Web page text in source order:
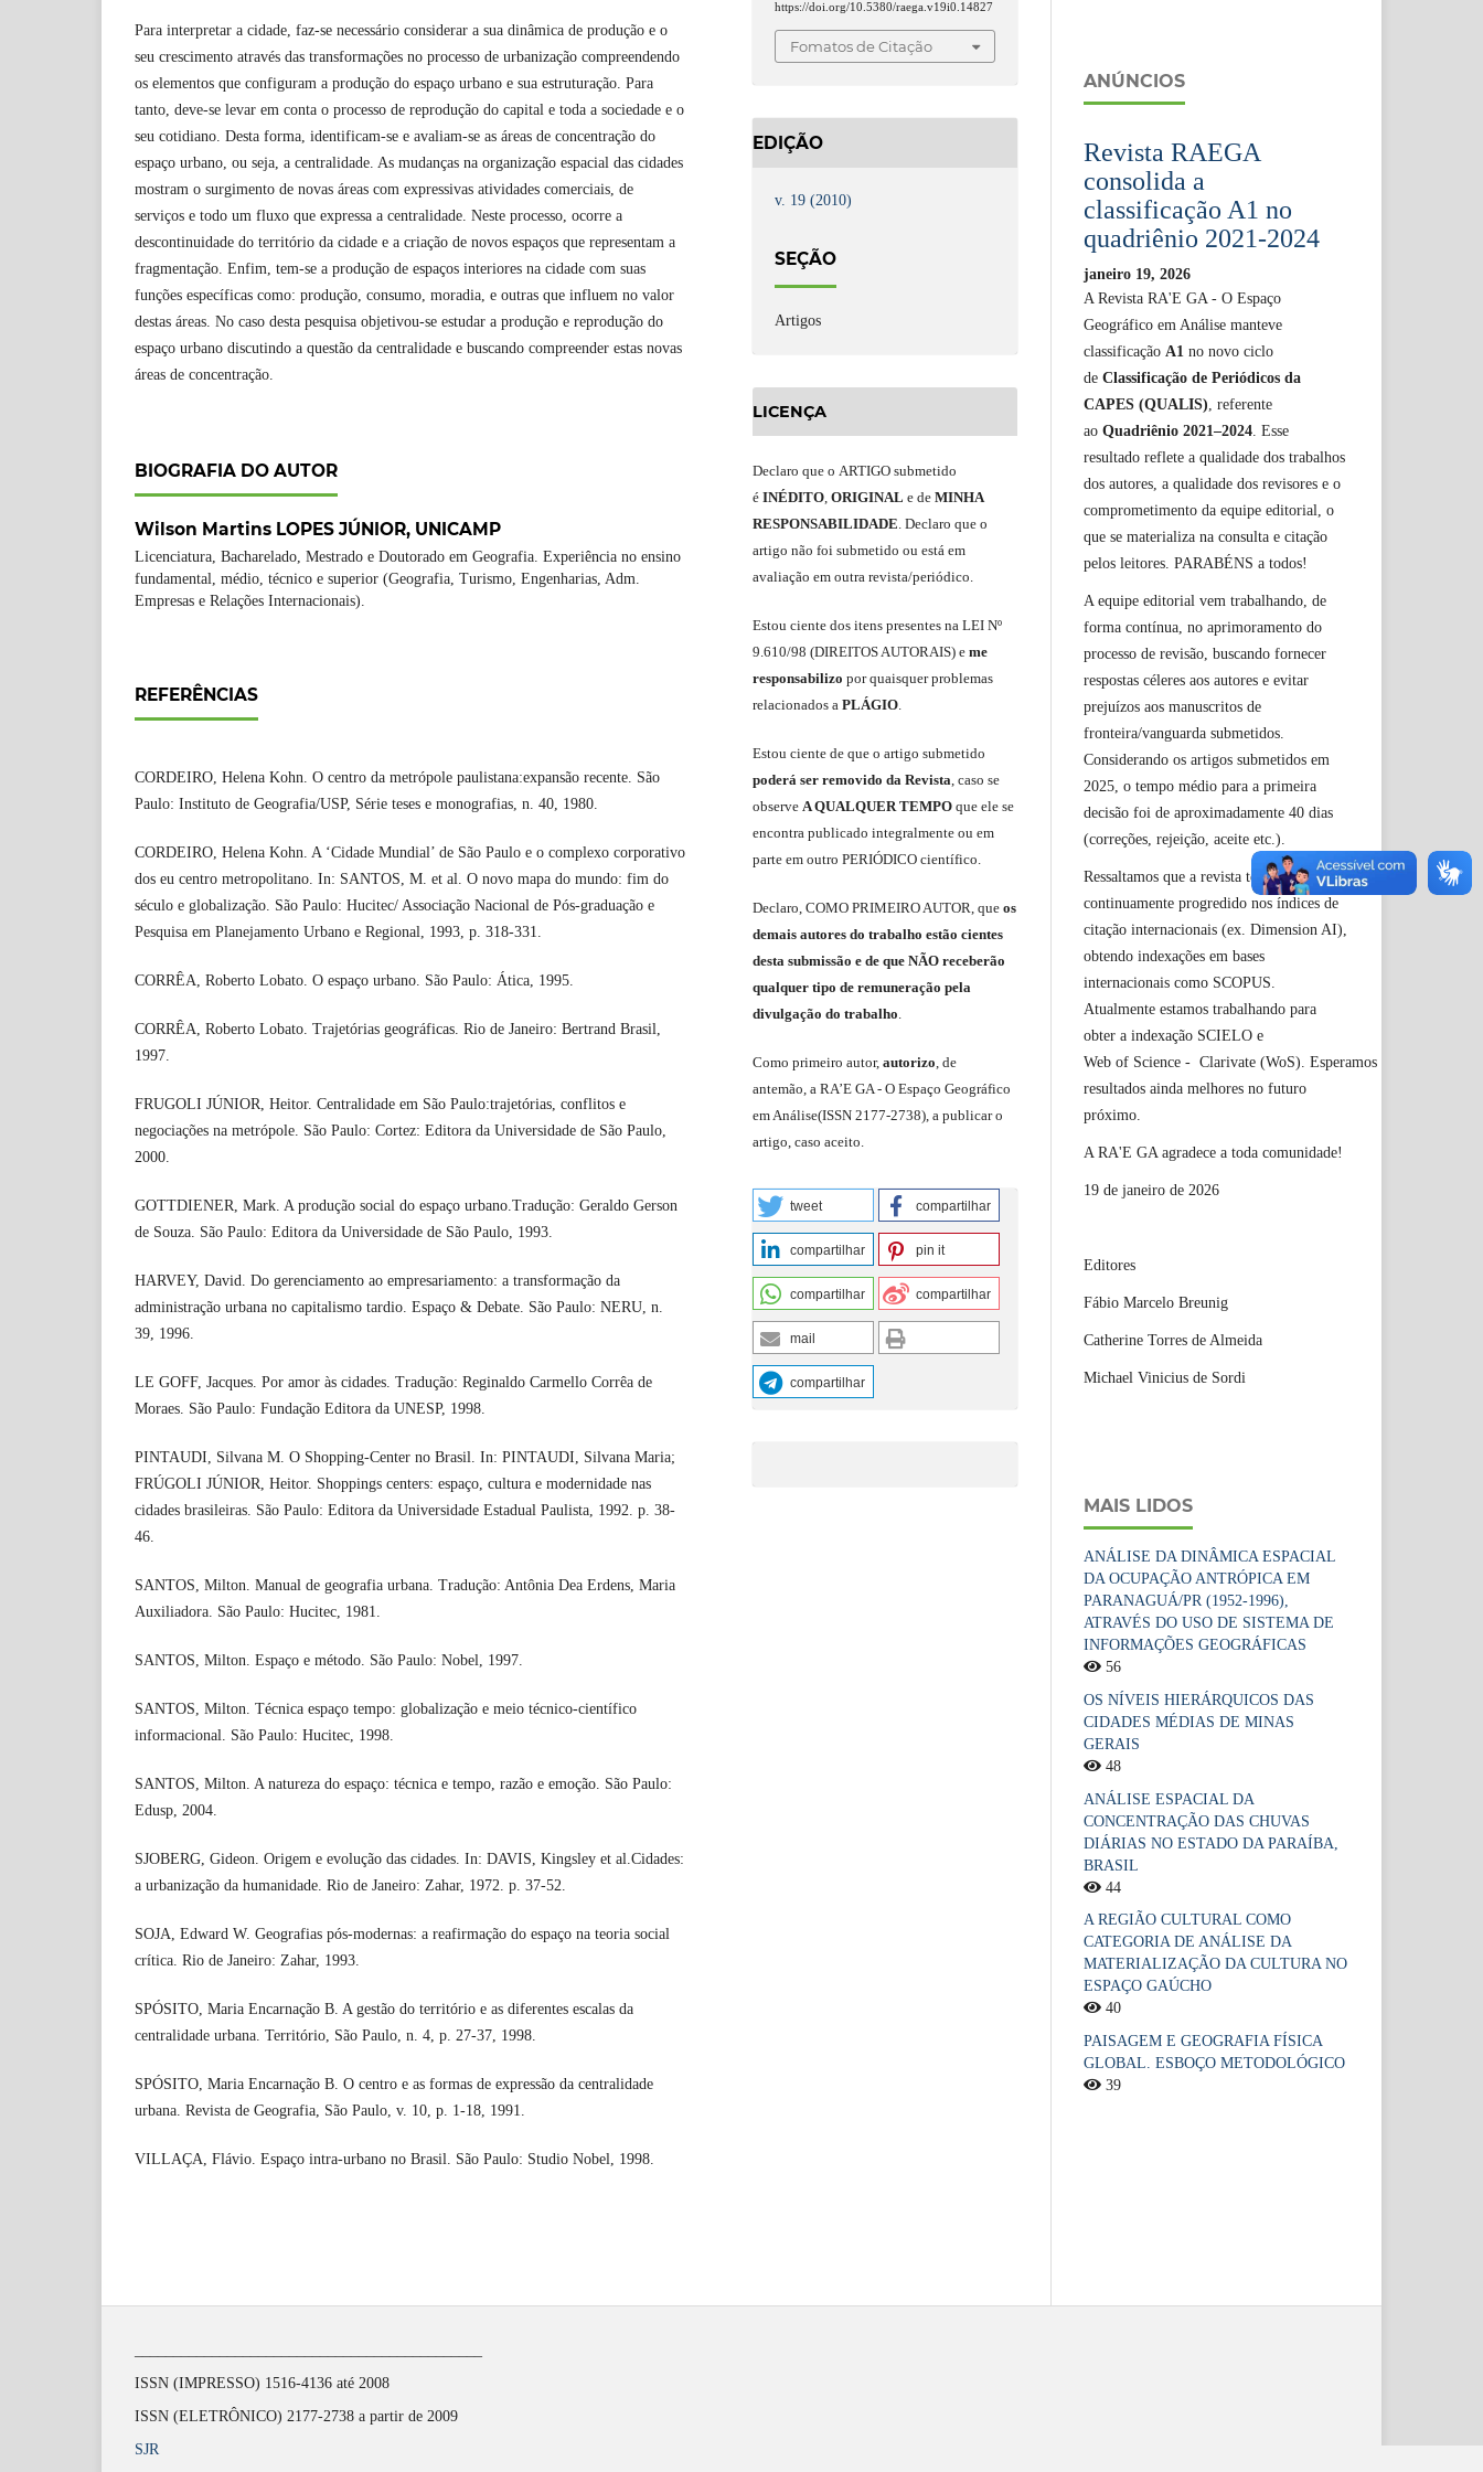
Para interpretar a cidade, faz-se necessário considerar a sua dinâmica de produção e o
seu crescimento através das transformações no processo de urbanização compreendendo
os elementos que configuram a produção do espaço urbano e sua estruturação. Para
tanto, deve-se levar em conta o processo de reprodução do capital e toda a sociedade e o
seu cotidiano. Desta forma, identificam-se e avaliam-se as áreas de concentração do
espaço urbano, ou seja, a centralidade. As mudanças na organização espacial das cidades
mostram o surgimento de novas áreas com expressivas atividades comerciais, de
serviços e todo um fluxo que expressa a centralidade. Neste processo, ocorre a
descontinuidade do território da cidade e a criação de novos espaços que representam a
fragmentação. Enfim, tem-se a produção de espaços interiores na cidade com suas
funções específicas como: produção, consumo, moradia, e outras que influem no valor
destas áreas. No caso desta pesquisa objetivou-se estudar a produção e reprodução do
espaço urbano discutindo a questão da centralidade e buscando compreender estas novas
áreas de concentração.
BIOGRAFIA DO AUTOR
Wilson Martins LOPES JÚNIOR, UNICAMP
Licenciatura, Bacharelado, Mestrado e Doutorado em Geografia. Experiência no ensino
fundamental, médio, técnico e superior (Geografia, Turismo, Engenharias, Adm.
Empresas e Relações Internacionais).
REFERÊNCIAS
CORDEIRO, Helena Kohn. O centro da metrópole paulistana:expansão recente. São
Paulo: Instituto de Geografia/USP, Série teses e monografias, n. 40, 1980.
CORDEIRO, Helena Kohn. A ‘Cidade Mundial’ de São Paulo e o complexo corporativo
dos eu centro metropolitano. In: SANTOS, M. et al. O novo mapa do mundo: fim do
século e globalização. São Paulo: Hucitec/ Associação Nacional de Pós-graduação e
Pesquisa em Planejamento Urbano e Regional, 1993, p. 318-331.
CORRÊA, Roberto Lobato. O espaço urbano. São Paulo: Ática, 1995.
CORRÊA, Roberto Lobato. Trajetórias geográficas. Rio de Janeiro: Bertrand Brasil,
1997.
FRUGOLI JÚNIOR, Heitor. Centralidade em São Paulo:trajetórias, conflitos e
negociações na metrópole. São Paulo: Cortez: Editora da Universidade de São Paulo,
2000.
GOTTDIENER, Mark. A produção social do espaço urbano.Tradução: Geraldo Gerson
de Souza. São Paulo: Editora da Universidade de São Paulo, 1993.
HARVEY, David. Do gerenciamento ao empresariamento: a transformação da
administração urbana no capitalismo tardio. Espaço & Debate. São Paulo: NERU, n.
39, 1996.
LE GOFF, Jacques. Por amor às cidades. Tradução: Reginaldo Carmello Corrêa de
Moraes. São Paulo: Fundação Editora da UNESP, 1998.
PINTAUDI, Silvana M. O Shopping-Center no Brasil. In: PINTAUDI, Silvana Maria;
FRÚGOLI JÚNIOR, Heitor. Shoppings centers: espaço, cultura e modernidade nas
cidades brasileiras. São Paulo: Editora da Universidade Estadual Paulista, 1992. p. 38-
46.
SANTOS, Milton. Manual de geografia urbana. Tradução: Antônia Dea Erdens, Maria
Auxiliadora. São Paulo: Hucitec, 1981.
SANTOS, Milton. Espaço e método. São Paulo: Nobel, 1997.
SANTOS, Milton. Técnica espaço tempo: globalização e meio técnico-científico
informacional. São Paulo: Hucitec, 1998.
SANTOS, Milton. A natureza do espaço: técnica e tempo, razão e emoção. São Paulo:
Edusp, 2004.
SJOBERG, Gideon. Origem e evolução das cidades. In: DAVIS, Kingsley et al.Cidades:
a urbanização da humanidade. Rio de Janeiro: Zahar, 1972. p. 37-52.
SOJA, Edward W. Geografias pós-modernas: a reafirmação do espaço na teoria social
crítica. Rio de Janeiro: Zahar, 1993.
SPÓSITO, Maria Encarnação B. A gestão do território e as diferentes escalas da
centralidade urbana. Território, São Paulo, n. 4, p. 27-37, 1998.
SPÓSITO, Maria Encarnação B. O centro e as formas de expressão da centralidade
urbana. Revista de Geografia, São Paulo, v. 10, p. 1-18, 1991.
VILLAÇA, Flávio. Espaço intra-urbano no Brasil. São Paulo: Studio Nobel, 1998.
https://doi.org/10.5380/raega.v19i0.14827
Fomatos de Citação
EDIÇÃO
v. 19 (2010)
SEÇÃO
Artigos
LICENÇA
Declaro que o ARTIGO submetido
é INÉDITO, ORIGINAL e de MINHA
RESPONSABILIDADE. Declaro que o
artigo não foi submetido ou está em
avaliação em outra revista/periódico.
Estou ciente dos itens presentes na LEI Nº
9.610/98 (DIREITOS AUTORAIS) e me
responsabilizo por quaisquer problemas
relacionados a PLÁGIO.
Estou ciente de que o artigo submetido
poderá ser removido da Revista, caso se
observe A QUALQUER TEMPO que ele se
encontra publicado integralmente ou em
parte em outro PERIÓDICO científico.
Declaro, COMO PRIMEIRO AUTOR, que os
demais autores do trabalho estão cientes
desta submissão e de que NÃO receberão
qualquer tipo de remuneração pela
divulgação do trabalho.
Como primeiro autor, autorizo, de
antemão, a RA’E GA - O Espaço Geográfico
em Análise(ISSN 2177-2738), a publicar o
artigo, caso aceito.
tweet compartilhar
compartilhar pin it
compartilhar compartilhar
mail
compartilhar
ANÚNCIOS
Revista RAEGA
consolida a
classificação A1 no
quadriênio 2021-2024
janeiro 19, 2026
A Revista RA'E GA - O Espaço
Geográfico em Análise manteve
classificação A1 no novo ciclo
de Classificação de Periódicos da
CAPES (QUALIS) , referente
ao Quadriênio 2021–2024 . Esse
resultado reflete a qualidade dos trabalhos
dos autores, a qualidade dos revisores e o
comprometimento da equipe editorial, o
que se materializa na consulta e citação
pelos leitores. PARABÉNS a todos!
A equipe editorial vem trabalhando, de
forma contínua, no aprimoramento do
processo de revisão, buscando fornecer
respostas céleres aos autores e evitar
prejuízos aos manuscritos de
fronteira/vanguarda submetidos.
Considerando os artigos submetidos em
2025, o tempo médio para a primeira
decisão foi de aproximadamente 40 dias
(correções, rejeição, aceite etc.).
Ressaltamos que a revista tem
continuamente progredido nos índices de
citação internacionais (ex. Dimension AI),
obtendo indexações em bases
internacionais como SCOPUS.
Atualmente estamos trabalhando para
obter a indexação SCIELO e
Web of Science - Clarivate (WoS). Esperamos
resultados ainda melhores no futuro
próximo.
A RA'E GA agradece a toda comunidade!
19 de janeiro de 2026
Editores
Fábio Marcelo Breunig
Catherine Torres de Almeida
Michael Vinicius de Sordi
MAIS LIDOS
ANÁLISE DA DINÂMICA ESPACIAL
DA OCUPAÇÃO ANTRÓPICA EM
PARANAGUÁ/PR (1952-1996),
ATRAVÉS DO USO DE SISTEMA DE
INFORMAÇÕES GEOGRÁFICAS
56
OS NÍVEIS HIERÁRQUICOS DAS
CIDADES MÉDIAS DE MINAS
GERAIS
48
ANÁLISE ESPACIAL DA
CONCENTRAÇÃO DAS CHUVAS
DIÁRIAS NO ESTADO DA PARAÍBA,
BRASIL
44
A REGIÃO CULTURAL COMO
CATEGORIA DE ANÁLISE DA
MATERIALIZAÇÃO DA CULTURA NO
ESPAÇO GAÚCHO
40
PAISAGEM E GEOGRAFIA FÍSICA
GLOBAL. ESBOÇO METODOLÓGICO
39
ISSN (IMPRESSO) 1516-4136 até 2008
ISSN (ELETRÔNICO) 2177-2738 a partir de 2009
SJR